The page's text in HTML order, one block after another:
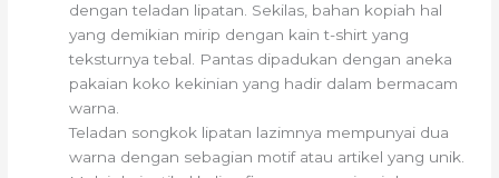
dengan teladan lipatan. Sekilas, bahan kopiah hal
yang demikian mirip dengan kain t-shirt yang
teksturnya tebal. Pantas dipadukan dengan aneka
pakaian koko kekinian yang hadir dalam bermacam
warna.
Teladan songkok lipatan lazimnya mempunyai dua
warna dengan sebagian motif atau artikel yang unik.